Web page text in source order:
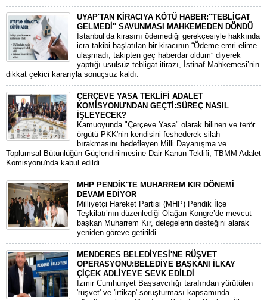
UYAP'TAN KİRACIYA KÖTÜ HABER:''TEBLİGAT
GELMEDİ'' SAVUNMASI MAHKEMEDEN DÖNDÜ
​İstanbul’da kirasını ödemediği gerekçesiyle hakkında
icra takibi başlatılan bir kiracının “Ödeme emri elime
ulaşmadı, takipten geç haberdar oldum” diyerek
yaptığı usulsüz tebligat itirazı, İstinaf Mahkemesi’nin
dikkat çekici kararıyla sonuçsuz kaldı.
ÇERÇEVE YASA TEKLİFİ ADALET
KOMİSYONU'NDAN GEÇTİ:SÜREÇ NASIL
İŞLEYECEK?
​Kamuoyunda "Çerçeve Yasa" olarak bilinen ve terör
örgütü PKK'nin kendisini feshederek silah
bırakmasını hedefleyen Milli Dayanışma ve
Toplumsal Bütünlüğün Güçlendirilmesine Dair Kanun Teklifi, TBMM Adalet
Komisyonu'nda kabul edildi.
MHP PENDİK'TE MUHARREM KIR DÖNEMİ
DEVAM EDİYOR
​Milliyetçi Hareket Partisi (MHP) Pendik İlçe
Teşkilatı’nın düzenlediği Olağan Kongre’de mevcut
başkan Muharrem Kır, delegelerin desteğini alarak
yeniden göreve getirildi.
MENDERES BELEDİYESİ'NE RÜŞVET
OPERASYONU:BELEDİYE BAŞKANI İLKAY
ÇİÇEK ADLİYEYE SEVK EDİLDİ
​İzmir Cumhuriyet Başsavcılığı tarafından yürütülen
'rüşvet' ve 'irtikap' soruşturması kapsamında